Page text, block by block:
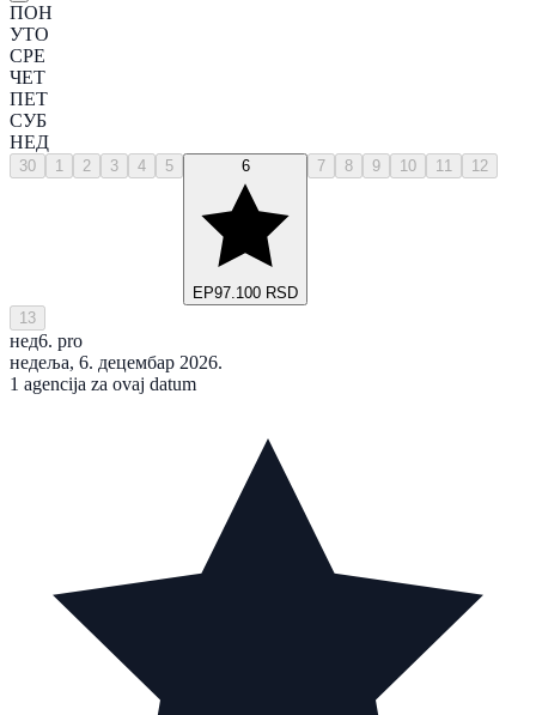
ПОН
УТО
СРЕ
ЧЕТ
ПЕТ
СУБ
НЕД
30 1 2 3 4 5 6
EP97.100 RSD
7 8 9 10 11 12
13
нед6. pro
недеља, 6. децембар 2026.
1 agencija za ovaj datum